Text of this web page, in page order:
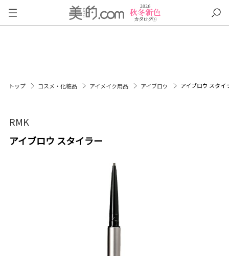
トップ コスメ・化粧品 アイメイク用品 アイブロウ アイブロウ スタイ
RMK
アイブロウ スタイラー